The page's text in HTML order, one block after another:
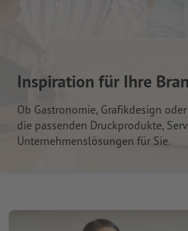
Inspiration für Ihre
Ob Gastronomie, Grafikdesign
die passenden Druckprodukte,
Unternehmenslösungen für Sie.